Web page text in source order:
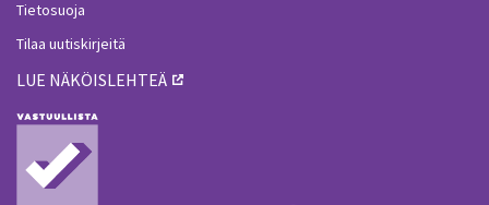
Tietosuoja
Tilaa uutiskirjeitä
LUE NÄKÖISLEHTEÄ